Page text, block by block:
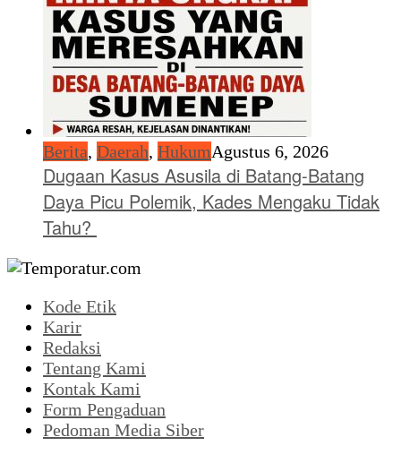
Berita, Daerah, HukumAgustus 6, 2026
Dugaan Kasus Asusila di Batang-Batang
Daya Picu Polemik, Kades Mengaku Tidak
Tahu?
Kode Etik
Karir
Redaksi
Tentang Kami
Kontak Kami
Form Pengaduan
Pedoman Media Siber